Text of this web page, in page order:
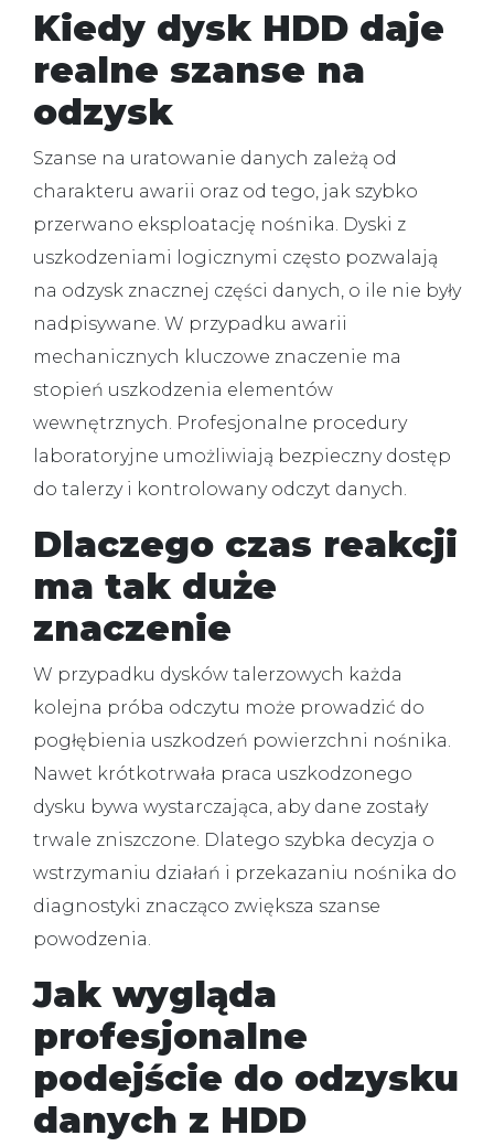
Kiedy dysk HDD daje
realne szanse na
odzysk
Szanse na uratowanie danych zależą od
charakteru awarii oraz od tego, jak szybko
przerwano eksploatację nośnika. Dyski z
uszkodzeniami logicznymi często pozwalają
na odzysk znacznej części danych, o ile nie były
nadpisywane. W przypadku awarii
mechanicznych kluczowe znaczenie ma
stopień uszkodzenia elementów
wewnętrznych. Profesjonalne procedury
laboratoryjne umożliwiają bezpieczny dostęp
do talerzy i kontrolowany odczyt danych.
Dlaczego czas reakcji
ma tak duże
znaczenie
W przypadku dysków talerzowych każda
kolejna próba odczytu może prowadzić do
pogłębienia uszkodzeń powierzchni nośnika.
Nawet krótkotrwała praca uszkodzonego
dysku bywa wystarczająca, aby dane zostały
trwale zniszczone. Dlatego szybka decyzja o
wstrzymaniu działań i przekazaniu nośnika do
diagnostyki znacząco zwiększa szanse
powodzenia.
Jak wygląda
profesjonalne
podejście do odzysku
danych z HDD